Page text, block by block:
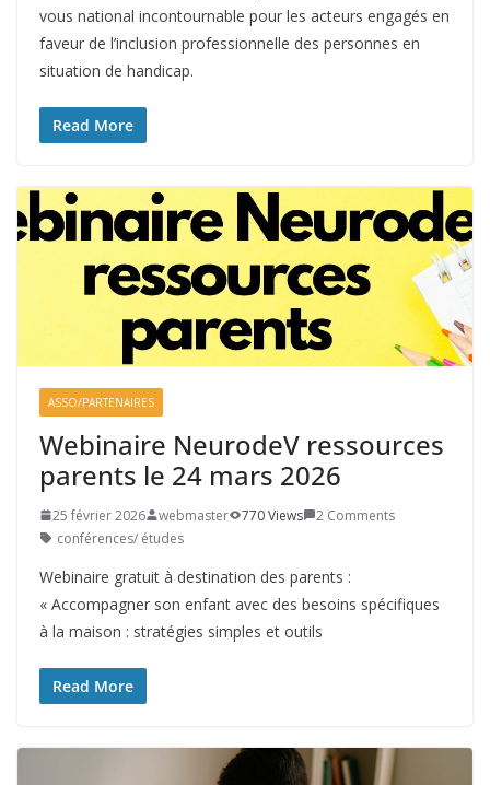
vous national incontournable pour les acteurs engagés en
faveur de l’inclusion professionnelle des personnes en
situation de handicap.
Read More
ASSO/PARTENAIRES
Webinaire NeurodeV ressources
parents le 24 mars 2026
25 février 2026 webmaster 770 Views
2 Comments
conférences/ études
Webinaire gratuit à destination des parents :
« Accompagner son enfant avec des besoins spécifiques
à la maison : stratégies simples et outils
Read More